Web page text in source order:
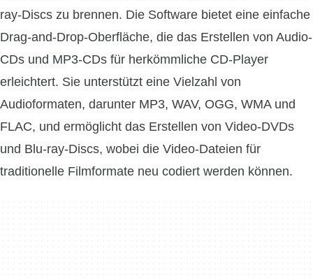
ray-Discs zu brennen. Die Software bietet eine einfache
Drag-and-Drop-Oberfläche, die das Erstellen von Audio-
CDs und MP3-CDs für herkömmliche CD-Player
erleichtert. Sie unterstützt eine Vielzahl von
Audioformaten, darunter MP3, WAV, OGG, WMA und
FLAC, und ermöglicht das Erstellen von Video-DVDs
und Blu-ray-Discs, wobei die Video-Dateien für
traditionelle Filmformate neu codiert werden können.